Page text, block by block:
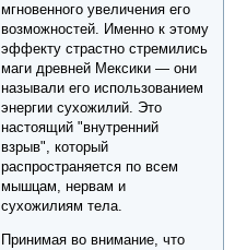
мгновенного увеличения его
возможностей. Именно к этому
эффекту страстно стремились
маги древней Мексики — они
называли его использованием
энергии сухожилий. Это
настоящий "внутренний
взрыв", который
распространяется по всем
мышцам, нервам и
сухожилиям тела.
Принимая во внимание, что